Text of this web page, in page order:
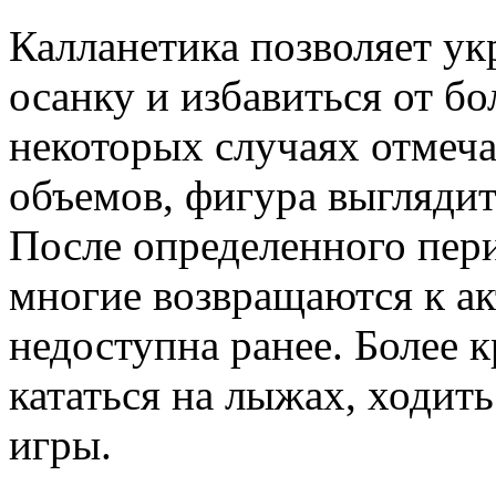
Калланетика позволяет
осанку и избавиться от
некоторых случаях
объемов, фигура
После определенного
многие возвращаются к
недоступна ранее.
кататься на лыжах,
игры.